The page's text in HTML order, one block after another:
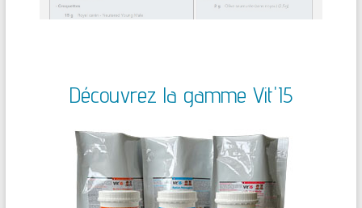
Découvrez la gamme Vit'I5